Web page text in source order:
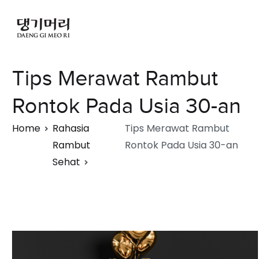
Tips Merawat Rambut
Rontok Pada Usia 30-an
Home
Rahasia
Rambut
Sehat
Tips Merawat Rambut
Rontok Pada Usia 30-an